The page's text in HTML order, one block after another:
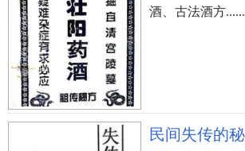
酒、古法酒方......
民间失传的